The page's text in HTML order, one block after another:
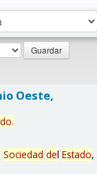
Oeste,
.
Sociedad del Estado,